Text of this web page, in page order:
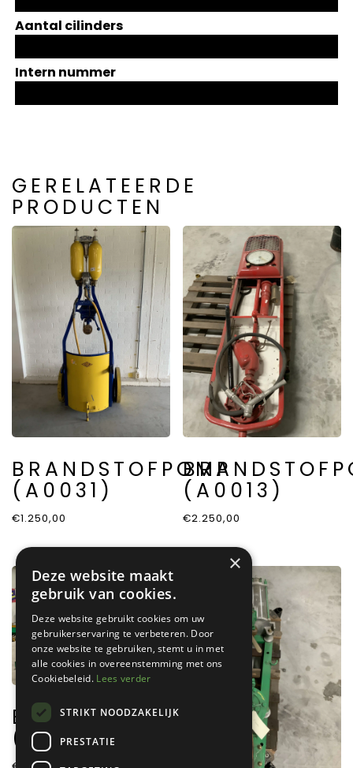
Aantal cilinders
Intern nummer
GERELATEERDE
PRODUCTEN
BRANDSTOFPOMP
(A0031)
€1.250,00
(A0013)
€2.250,00
BRANDSTOFPOMP
(A0002)
×
Deze website maakt
gebruik van cookies.
Deze website gebruikt cookies om uw
gebruikerservaring te verbeteren. Door
onze website te gebruiken, stemt u in met
alle cookies in overeenstemming met ons
Cookiebeleid. Lees verder
STRIKT NOODZAKELIJK
PRESTATIE